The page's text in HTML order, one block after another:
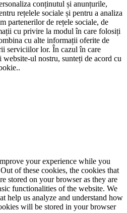
conținutul și anunțurile,
rețelele sociale și pentru a analiza
partenerilor de rețele sociale, de
cu privire la modul în care folosiți
cu alte informații oferite de
serviciilor lor. În cazul în care
ul nostru, sunteți de acord cu
your experience while you
of these cookies, the cookies that
stored on your browser as they are
functionalities of the website. We
help us analyze and understand how
will be stored in your browser